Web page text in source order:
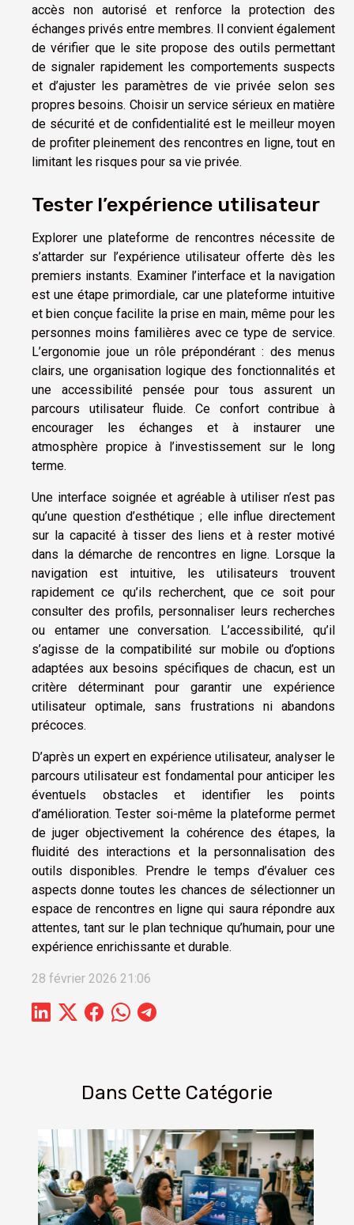
Dans Cette Catégorie
accès non autorisé et renforce la protection des
échanges privés entre membres. Il convient également
de vérifier que le site propose des outils permettant
de signaler rapidement les comportements suspects
et d’ajuster les paramètres de vie privée selon ses
propres besoins. Choisir un service sérieux en matière
de sécurité et de confidentialité est le meilleur moyen
de profiter pleinement des rencontres en ligne, tout en
limitant les risques pour sa vie privée.
Tester l’expérience utilisateur
Explorer une plateforme de rencontres nécessite de
s’attarder sur l’expérience utilisateur offerte dès les
premiers instants. Examiner l’interface et la navigation
est une étape primordiale, car une plateforme intuitive
et bien conçue facilite la prise en main, même pour les
personnes moins familières avec ce type de service.
L’ergonomie joue un rôle prépondérant : des menus
clairs, une organisation logique des fonctionnalités et
une accessibilité pensée pour tous assurent un
parcours utilisateur fluide. Ce confort contribue à
encourager les échanges et à instaurer une
atmosphère propice à l’investissement sur le long
terme.
Une interface soignée et agréable à utiliser n’est pas
qu’une question d’esthétique ; elle influe directement
sur la capacité à tisser des liens et à rester motivé
dans la démarche de rencontres en ligne. Lorsque la
navigation est intuitive, les utilisateurs trouvent
rapidement ce qu’ils recherchent, que ce soit pour
consulter des profils, personnaliser leurs recherches
ou entamer une conversation. L’accessibilité, qu’il
s’agisse de la compatibilité sur mobile ou d’options
adaptées aux besoins spécifiques de chacun, est un
critère déterminant pour garantir une expérience
utilisateur optimale, sans frustrations ni abandons
précoces.
D’après un expert en expérience utilisateur, analyser le
parcours utilisateur est fondamental pour anticiper les
éventuels obstacles et identifier les points
d’amélioration. Tester soi-même la plateforme permet
de juger objectivement la cohérence des étapes, la
fluidité des interactions et la personnalisation des
outils disponibles. Prendre le temps d’évaluer ces
aspects donne toutes les chances de sélectionner un
espace de rencontres en ligne qui saura répondre aux
attentes, tant sur le plan technique qu’humain, pour une
expérience enrichissante et durable.
28 février 2026 21:06